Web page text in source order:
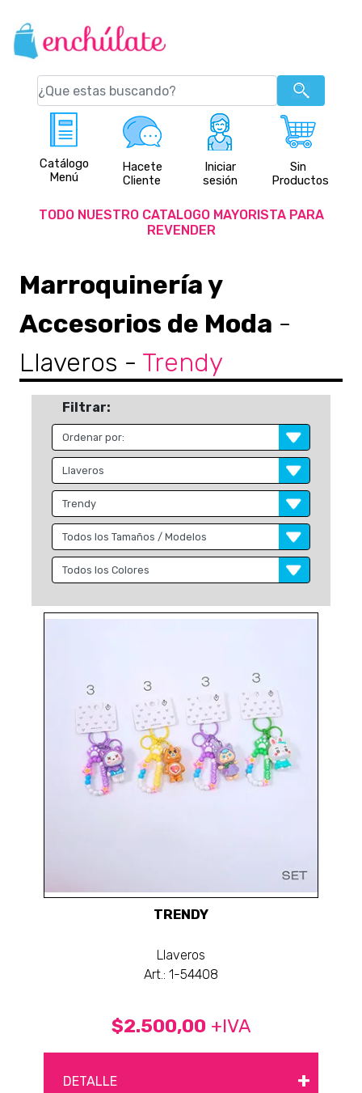
Catálogo
Menú
Hacete
Cliente
Iniciar
sesión
Sin
Productos
TODO NUESTRO CATALOGO MAYORISTA PARA
REVENDER
Marroquinería y
Accesorios de Moda -
Llaveros - Trendy
Filtrar:
TRENDY
Llaveros
Art.: 1-54408
$2.500,00 +IVA
DETALLE +